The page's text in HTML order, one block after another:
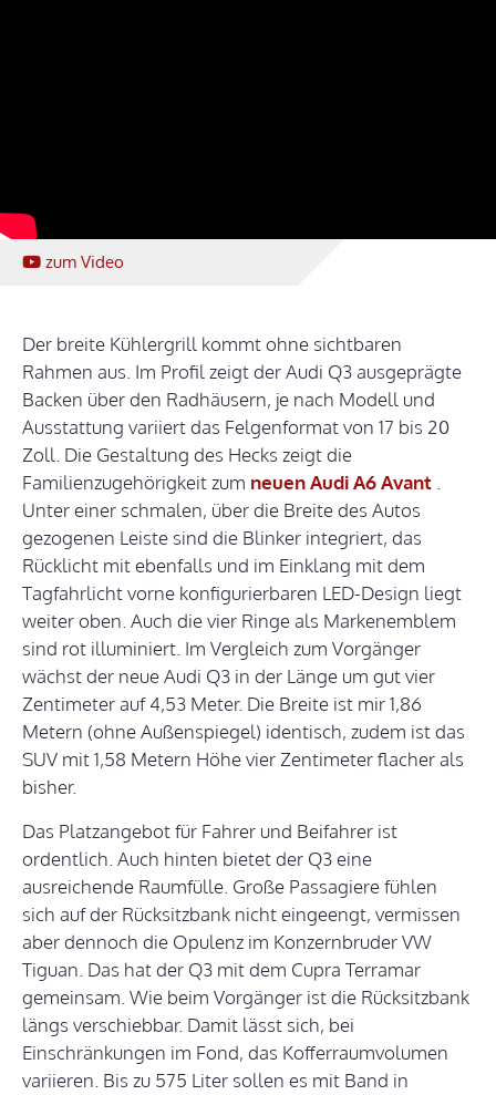
zum Video
Der breite Kühlergrill kommt ohne sichtbaren
Rahmen aus. Im Profil zeigt der Audi Q3 ausgeprägte
Backen über den Radhäusern, je nach Modell und
Ausstattung variiert das Felgenformat von 17 bis 20
Zoll. Die Gestaltung des Hecks zeigt die
Familienzugehörigkeit zum neuen Audi A6 Avant .
Unter einer schmalen, über die Breite des Autos
gezogenen Leiste sind die Blinker integriert, das
Rücklicht mit ebenfalls und im Einklang mit dem
Tagfahrlicht vorne konfigurierbaren LED-Design liegt
weiter oben. Auch die vier Ringe als Markenemblem
sind rot illuminiert. Im Vergleich zum Vorgänger
wächst der neue Audi Q3 in der Länge um gut vier
Zentimeter auf 4,53 Meter. Die Breite ist mir 1,86
Metern (ohne Außenspiegel) identisch, zudem ist das
SUV mit 1,58 Metern Höhe vier Zentimeter flacher als
bisher.
Das Platzangebot für Fahrer und Beifahrer ist
ordentlich. Auch hinten bietet der Q3 eine
ausreichende Raumfülle. Große Passagiere fühlen
sich auf der Rücksitzbank nicht eingeengt, vermissen
aber dennoch die Opulenz im Konzernbruder VW
Tiguan. Das hat der Q3 mit dem Cupra Terramar
gemeinsam. Wie beim Vorgänger ist die Rücksitzbank
längs verschiebbar. Damit lässt sich, bei
Einschränkungen im Fond, das Kofferraumvolumen
variieren. Bis zu 575 Liter sollen es mit Band in